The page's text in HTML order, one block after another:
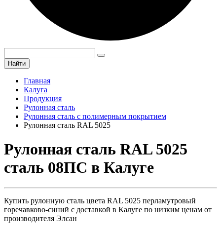
Найти
Главная
Калуга
Продукция
Рулонная сталь
Рулонная сталь с полимерным покрытием
Рулонная сталь RAL 5025
Рулонная сталь RAL 5025
сталь 08ПС в Калуге
Купить рулонную сталь цвета RAL 5025 перламутровый
горечавково-синий с доставкой в Калуге по низким ценам от
производителя Элсан